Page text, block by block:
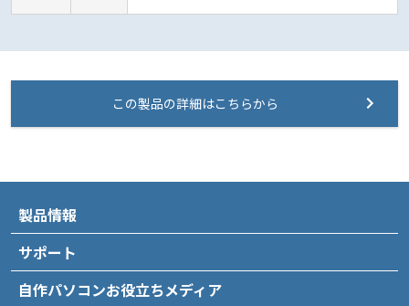
この製品の詳細はこちらから
製品情報
サポート
自作パソコンお役立ちメディア